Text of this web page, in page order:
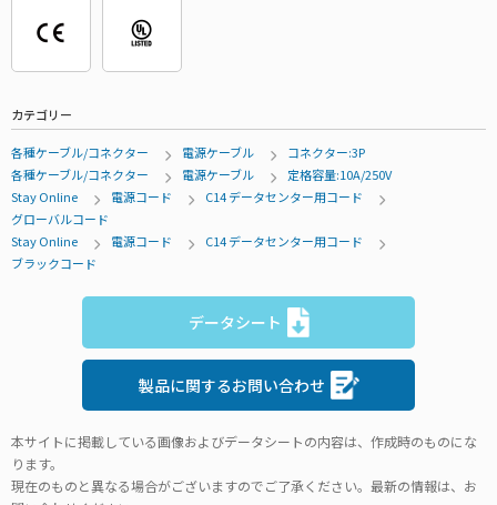
カテゴリー
各種ケーブル/コネクター 電源ケーブル
コネクター:3P
各種ケーブル/コネクター
電源ケーブル
定格容量:10A/250V
Stay Online
電源コード
C14 データセンター用コード
グローバルコード
Stay Online
電源コード
C14 データセンター用コード
ブラックコード
データシート
製品に関するお問い合わせ
本サイトに掲載している画像およびデータシートの内容は、作成時のものにな
ります。
現在のものと異なる場合がございますのでご了承ください。最新の情報は、お